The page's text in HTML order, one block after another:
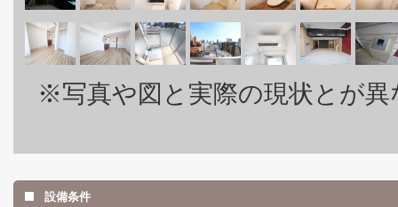
※写真や図と実際の現状とが
設備条件